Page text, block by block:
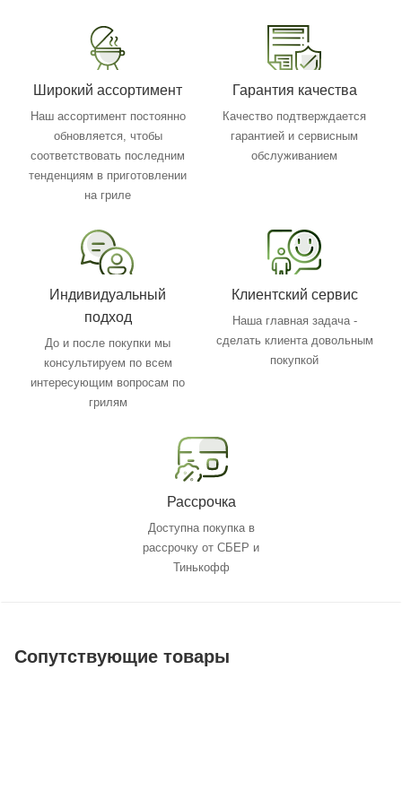
Широкий ассортимент
Наш ассортимент постоянно
обновляется, чтобы
соответствовать последним
тенденциям в приготовлении
на гриле
Гарантия качества
Качество подтверждается
гарантией и сервисным
обслуживанием
Индивидуальный
подход
До и после покупки мы
консультируем по всем
интересующим вопросам по
грилям
Клиентский сервис
Наша главная задача -
сделать клиента довольным
покупкой
Рассрочка
Доступна покупка в
рассрочку от СБЕР и
Тинькофф
Сопутствующие товары